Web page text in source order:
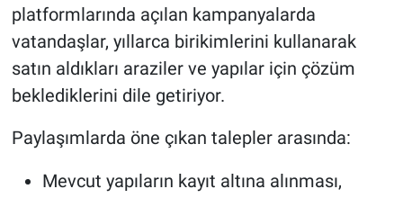
platformlarında açılan kampanyalarda
vatandaşlar, yıllarca birikimlerini kullanarak
satın aldıkları araziler ve yapılar için çözüm
beklediklerini dile getiriyor.
Paylaşımlarda öne çıkan talepler arasında:
Mevcut yapıların kayıt altına alınması,